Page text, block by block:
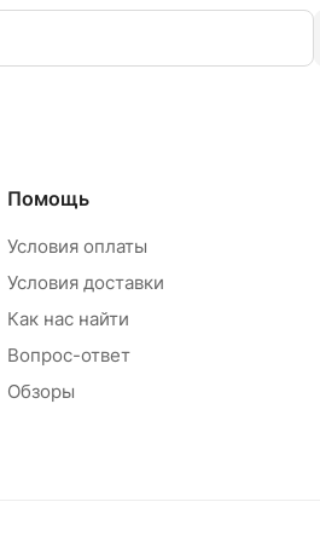
Помощь
Условия оплаты
Условия доставки
Как нас найти
Вопрос-ответ
Обзоры